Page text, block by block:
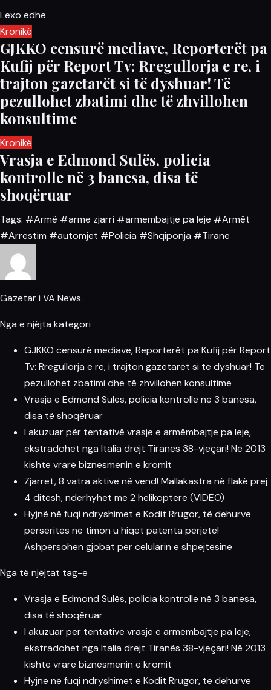
Lexo edhe
Kronikë
GJKKO censurë mediave, Reporterët pa
Kufij për Report Tv: Rregullorja e re, i
trajton gazetarët si të dyshuar! Të
pezullohet zbatimi dhe të zhvillohen
konsultime
Kronikë
Vrasja e Edmond Sulës, policia
kontrolle në 3 banesa, disa të
shoqëruar
Tags: #Armë #arme zjarri #armembajtje pa leje #Armët
#Arrestim #automjet #Policia #Shqiponja #Tirane
Gazetar i VA News.
Nga e njëjta kategori
GJKKO censurë mediave, Reporterët pa Kufij për Report
Tv: Rregullorja e re, i trajton gazetarët si të dyshuar! Të
pezullohet zbatimi dhe të zhvillohen konsultime
Vrasja e Edmond Sulës, policia kontrolle në 3 banesa,
disa të shoqëruar
I akuzuar për tentativë vrasje e armëmbajtje pa leje,
ekstradohet nga Italia drejt Tiranës 38-vjeçari! Në 2013
kishte vrarë biznesmenin e kromit
Zjarret, 8 vatra aktive në vend! Mallakastra në flakë prej
4 ditësh, ndërhyhet me 2 helikopterë (VIDEO)
Hyjnë në fuqi ndryshimet e Kodit Rrugor, të dehurve
përsëritës në timon u hiqet patenta përjetë!
Ashpërsohen gjobat për celularin e shpejtësinë
Nga të njëjtat tag-e
Vrasja e Edmond Sulës, policia kontrolle në 3 banesa,
disa të shoqëruar
I akuzuar për tentativë vrasje e armëmbajtje pa leje,
ekstradohet nga Italia drejt Tiranës 38-vjeçari! Në 2013
kishte vrarë biznesmenin e kromit
Hyjnë në fuqi ndryshimet e Kodit Rrugor, të dehurve